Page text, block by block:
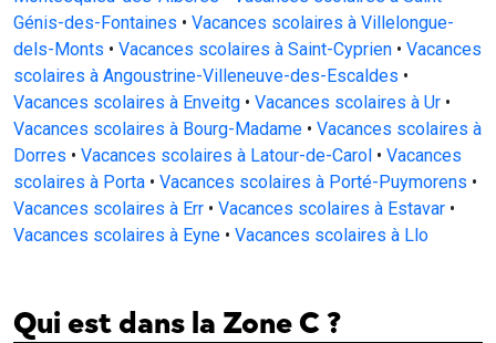
Génis-des-Fontaines • Vacances scolaires à Villelongue-
dels-Monts • Vacances scolaires à Saint-Cyprien • Vacances
scolaires à Angoustrine-Villeneuve-des-Escaldes •
Vacances scolaires à Enveitg • Vacances scolaires à Ur •
Vacances scolaires à Bourg-Madame • Vacances scolaires à
Dorres • Vacances scolaires à Latour-de-Carol • Vacances
scolaires à Porta • Vacances scolaires à Porté-Puymorens •
Vacances scolaires à Err • Vacances scolaires à Estavar •
Vacances scolaires à Eyne • Vacances scolaires à Llo
Qui est dans la Zone C ?